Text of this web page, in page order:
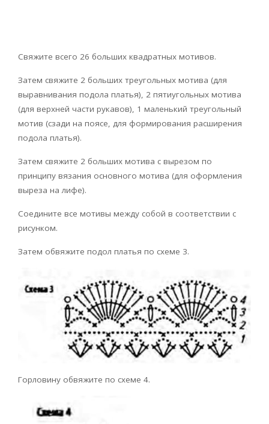
Свяжите всего 26 больших квадратных мотивов.
Затем свяжите 2 больших треугольных мотива (для
выравнивания подола платья), 2 пятиугольных мотива
(для верхней части рукавов), 1 маленький треугольный
мотив (сзади на поясе, для формирования расширения
подола платья).
Затем свяжите 2 больших мотива с вырезом по
принципу вязания основного мотива (для оформления
выреза на лифе).
Соедините все мотивы между собой в соответствии с
рисунком.
Затем обвяжите подол платья по схеме 3.
Горловину обвяжите по схеме 4.